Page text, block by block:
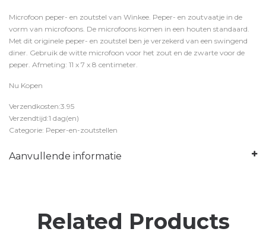
Microfoon peper- en zoutstel van Winkee. Peper- en zoutvaatje in de
vorm van microfoons. De microfoons komen in een houten standaard.
Met dit originele peper- en zoutstel ben je verzekerd van een swingend
diner. Gebruik de witte microfoon voor het zout en de zwarte voor de
peper. Afmeting: 11 x 7 x 8 centimeter.
Nu Kopen
Verzendkosten:3.95
Verzendtijd:1 dag(en)
Categorie: Peper-en-zoutstellen
Aanvullende informatie
Related Products